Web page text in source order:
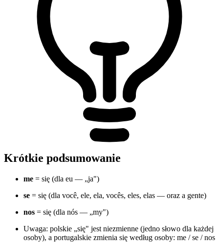
Krótkie podsumowanie
me = się (dla eu — „ja")
se = się (dla você, ele, ela, vocês, eles, elas — oraz a gente)
nos = się (dla nós — „my")
Uwaga: polskie „się" jest niezmienne (jedno słowo dla każdej
osoby), a portugalskie zmienia się według osoby: me / se / nos